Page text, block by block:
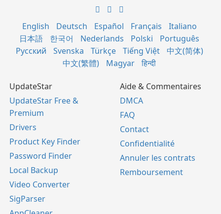
English Deutsch Español Français
Italiano
日本語
한국어 Nederlands Polski
Português
Русский
Svenska Türkçe Tiếng Việt
中文(简体)
中文(繁體)
Magyar हिन्दी
UpdateStar
UpdateStar Free &
Premium
Drivers
Product Key Finder
Password Finder
Local Backup
Video Converter
SigParser
Aide & Commentaires
DMCA
FAQ
Contact
Confidentialité
Annuler les contrats
Remboursement